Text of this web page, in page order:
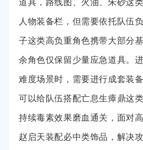
道具，路线图、火油、朱砂这
人物装备栏，但需要依托队伍
子这类高负重角色携带大部分
余角色仅保留少量应急道具。
难度场景时，需要进行成套装
可以给队伍搭配亡息生瘴鼎这
持续毒素效果磨血通关，面对
赵启天装配必中类饰品，解决